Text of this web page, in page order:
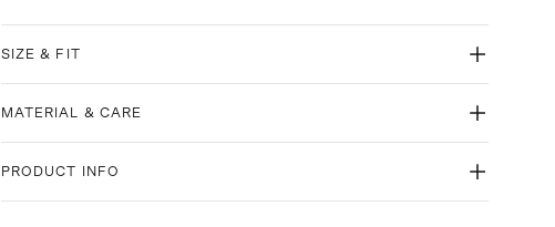
SIZE & FIT
MATERIAL & CARE
PRODUCT INFO